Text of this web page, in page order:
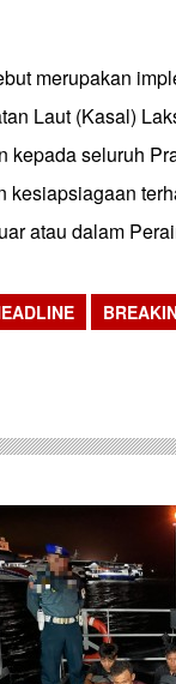
merupakan
Laut (Kasal)
kepada seluruh
kesiapsiagaan
atau dalam